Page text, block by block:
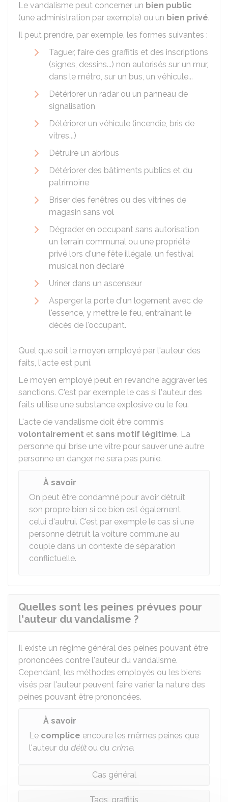
Le vandalisme peut concerner un bien public
(une administration par exemple) ou un bien privé.
Il peut prendre, par exemple, les formes suivantes :
Taguer, faire des graffitis et des inscriptions
(signes, dessins...) non autorisés sur un mur,
dans le métro, sur un bus, un véhicule...
Détériorer un radar ou un panneau de
signalisation
Détériorer un véhicule (incendie, bris de
vitres...)
Détruire un abribus
Détériorer des bâtiments publics et du
patrimoine
Briser des fenêtres ou des vitrines de
magasin sans vol
Dégrader en occupant sans autorisation
un terrain communal ou une propriété
privé lors d'une fête illégale, un festival
musical non déclaré
Uriner dans un ascenseur
Asperger la porte d'un logement avec de
l'essence, y mettre le feu, entraînant le
décès de l'occupant.
Quel que soit le moyen employé par l'auteur des
faits, l'acte est puni.
Le moyen employé peut en revanche aggraver les
sanctions. C'est par exemple le cas si l'auteur des
faits utilise une substance explosive ou le feu.
L'acte de vandalisme doit être commis
volontairement et sans motif légitime. La
personne qui brise une vitre pour sauver une autre
personne en danger ne sera pas punie.
À savoir
On peut être condamné pour avoir détruit
son propre bien si ce bien est également
celui d'autrui. C'est par exemple le cas si une
personne détruit la voiture commune au
couple dans un contexte de séparation
conflictuelle.
Quelles sont les peines prévues pour
l'auteur du vandalisme ?
Il existe un régime général des peines pouvant être
prononcées contre l'auteur du vandalisme.
Cependant, les méthodes employés ou les biens
visés par l'auteur peuvent faire varier la nature des
peines pouvant être prononcées.
À savoir
Le complice encoure les mêmes peines que
l'auteur du délitou du crime.
Cas général
Tags, graffitis